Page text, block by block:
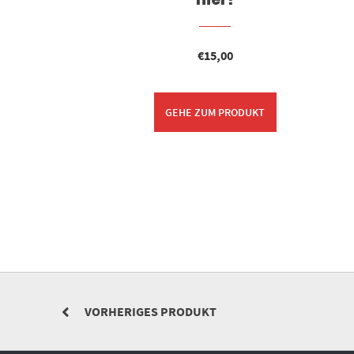
€15,00
GEHE ZUM PRODUKT
VORHERIGES PRODUKT